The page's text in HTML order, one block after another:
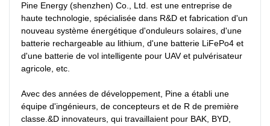
Pine Energy (shenzhen) Co., Ltd. est une entreprise de
haute technologie, spécialisée dans R&D et fabrication d'un
nouveau système énergétique d'onduleurs solaires, d'une
batterie rechargeable au lithium, d'une batterie LiFePo4 et
d'une batterie de vol intelligente pour UAV et pulvérisateur
agricole, etc.
Avec des années de développement, Pine a établi une
équipe d'ingénieurs, de concepteurs et de R de première
classe.&D innovateurs, qui travaillaient pour BAK, BYD,